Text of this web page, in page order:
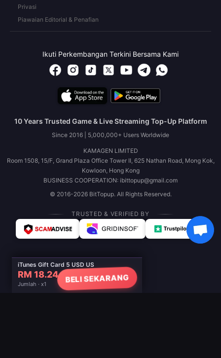
iTunes Gift Card 5 USD US
RM 18.24
Jumlah · x1
BELI SEKARANG
Privasi
Piawaian Editorial & Penafian
Ikuti Perkembangan Terkini Bersama Kami
10 Years Trusted Game & Live Streaming Top-Up Platform
Since 2016 | 5,000,000+ Users Worldwide
KAMAGEN LIMITED
Room 1508, 15/F, Grand Plaza Office Tower II, 625 Nathan Road, Mong Kok,
Kowloon, Hong Kong
BUSINESS COOPERATION: ibittopup@gmail.com
© 2016-2026 BitTopup. All Rights Reserved.
TRUSTED & VERIFIED BY